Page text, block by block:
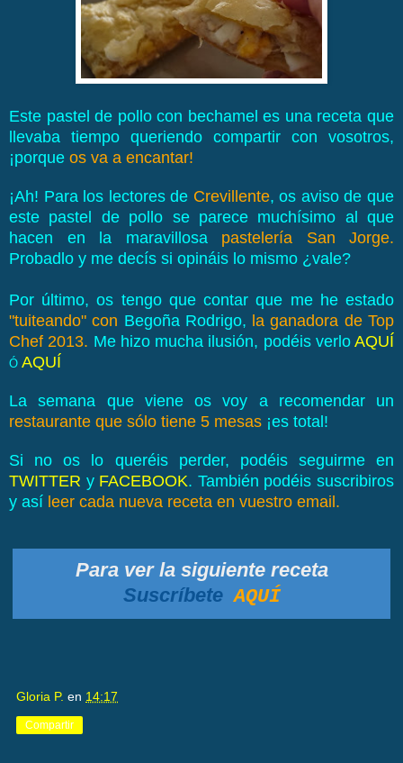
Este pastel de pollo con bechamel es una receta que
llevaba tiempo queriendo compartir con vosotros,
¡porque os va a encantar!
¡Ah! Para los lectores de Crevillente, os aviso de que
este pastel de pollo se parece muchísimo al que
hacen en la maravillosapastelería San Jorge.
Probadlo y me decís si opináis lo mismo ¿vale?
Por último, os tengo que contar que me he estado
"tuiteando" con Begoña Rodrigo, la ganadora de Top
Chef 2013. Me hizo mucha ilusión, podéis verlo AQUÍ
Ó AQUÍ
La semana que viene os voy a recomendar un
restaurante que sólo tiene 5 mesas ¡es total!
Si no os lo queréis perder, podéis seguirme en
TWITTER y FACEBOOK. También podéis suscribiros
y así leer cada nueva receta en vuestro email.
Para ver la siguiente receta
Suscríbete AQUÍ
Gloria P. en 14:17
Compartir